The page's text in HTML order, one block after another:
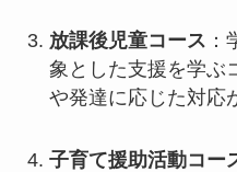
放課後児童コース
象とした支援を学ぶ
や発達に応じた対応
子育て援助活動コー